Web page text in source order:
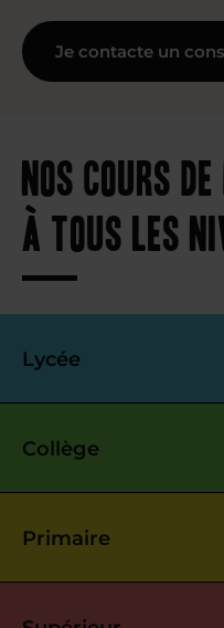
Je contacte un
Nos cours
à tous les
Lycée
Collège
Primaire